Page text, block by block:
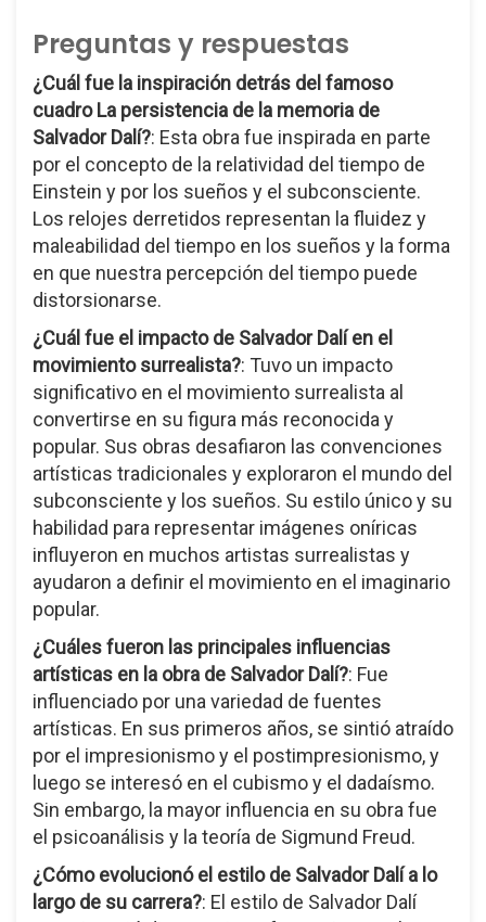
Preguntas y respuestas
¿Cuál fue la inspiración detrás del famoso
cuadroLa persistencia de la memoria de
Salvador Dalí?: Esta obra fue inspirada en parte
por el concepto de la relatividad del tiempo de
Einstein y por los sueños y el subconsciente.
Los relojes derretidos representan la fluidez y
maleabilidad del tiempo en los sueños y la forma
en que nuestra percepción del tiempo puede
distorsionarse.
¿Cuál fue el impacto de Salvador Dalí en el
movimiento surrealista?: Tuvo un impacto
significativo en el movimiento surrealista al
convertirse en su figura más reconocida y
popular. Sus obras desafiaron las convenciones
artísticas tradicionales y exploraron el mundo del
subconsciente y los sueños. Su estilo único y su
habilidad para representar imágenes oníricas
influyeron en muchos artistas surrealistas y
ayudaron a definir el movimiento en el imaginario
popular.
¿Cuáles fueron las principales influencias
artísticas en la obra de Salvador Dalí?: Fue
influenciado por una variedad de fuentes
artísticas. En sus primeros años, se sintió atraído
por el impresionismo y el postimpresionismo, y
luego se interesó en el cubismo y el dadaísmo.
Sin embargo, la mayor influencia en su obra fue
el psicoanálisis y la teoría de Sigmund Freud.
¿Cómo evolucionó el estilo de Salvador Dalí a lo
largo de su carrera?: El estilo de Salvador Dalí